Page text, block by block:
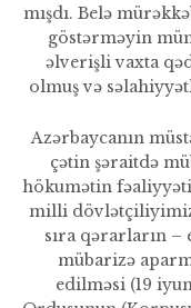
mışdı. Belə
göstərməyin
əlverişli vaxta
olmuş və
Azərbaycanın
çətin şəraitdə
hökumətin
milli
sıra qərarların –
mübarizə
edilməsi (19